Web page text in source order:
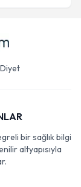
bir sağlık bilgi
altyapısıyla